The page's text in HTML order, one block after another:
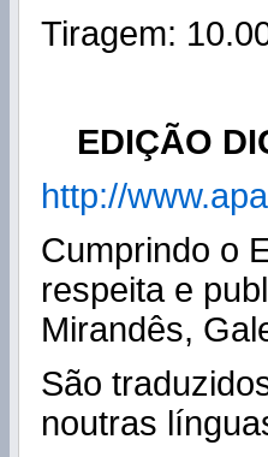
Tiragem:
EDIÇÃO
http://
Cumprindo o
respeita e
Mirandês,
São
noutras